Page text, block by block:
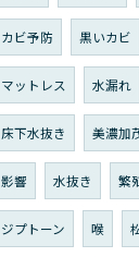
カビ予防 黒いカビ
マットレス 水漏れ
床下水抜き 美濃加
影響 水抜き 繁
ジプトーン 喉